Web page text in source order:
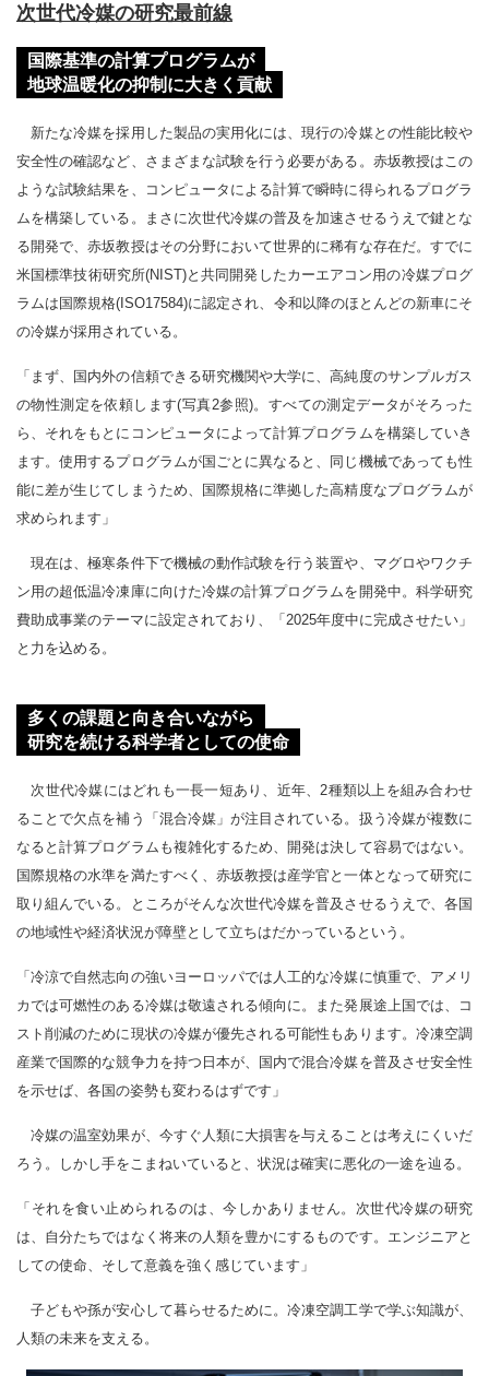
次世代冷媒の研究最前線
国際基準の計算プログラムが
地球温暖化の抑制に大きく貢献
新たな冷媒を採用した製品の実用化には、現行の冷媒との性能比較や
安全性の確認など、さまざまな試験を行う必要がある。赤坂教授はこの
ような試験結果を、コンピュータによる計算で瞬時に得られるプログラ
ムを構築している。まさに次世代冷媒の普及を加速させるうえで鍵とな
る開発で、赤坂教授はその分野において世界的に稀有な存在だ。すでに
米国標準技術研究所(NIST)と共同開発したカーエアコン用の冷媒プログ
ラムは国際規格(ISO17584)に認定され、令和以降のほとんどの新車にそ
の冷媒が採用されている。
「まず、国内外の信頼できる研究機関や大学に、高純度のサンプルガス
の物性測定を依頼します(写真2参照)。すべての測定データがそろった
ら、それをもとにコンピュータによって計算プログラムを構築していき
ます。使用するプログラムが国ごとに異なると、同じ機械であっても性
能に差が生じてしまうため、国際規格に準拠した高精度なプログラムが
求められます」
現在は、極寒条件下で機械の動作試験を行う装置や、マグロやワクチ
ン用の超低温冷凍庫に向けた冷媒の計算プログラムを開発中。科学研究
費助成事業のテーマに設定されており、「2025年度中に完成させたい」
と力を込める。
多くの課題と向き合いながら
研究を続ける科学者としての使命
次世代冷媒にはどれも一長一短あり、近年、2種類以上を組み合わせ
ることで欠点を補う「混合冷媒」が注目されている。扱う冷媒が複数に
なると計算プログラムも複雑化するため、開発は決して容易ではない。
国際規格の水準を満たすべく、赤坂教授は産学官と一体となって研究に
取り組んでいる。ところがそんな次世代冷媒を普及させるうえで、各国
の地域性や経済状況が障壁として立ちはだかっているという。
「冷涼で自然志向の強いヨーロッパでは人工的な冷媒に慎重で、アメリ
カでは可燃性のある冷媒は敬遠される傾向に。また発展途上国では、コ
スト削減のために現状の冷媒が優先される可能性もあります。冷凍空調
産業で国際的な競争力を持つ日本が、国内で混合冷媒を普及させ安全性
を示せば、各国の姿勢も変わるはずです」
冷媒の温室効果が、今すぐ人類に大損害を与えることは考えにくいだ
ろう。しかし手をこまねいていると、状況は確実に悪化の一途を辿る。
「それを食い止められるのは、今しかありません。次世代冷媒の研究
は、自分たちではなく将来の人類を豊かにするものです。エンジニアと
しての使命、そして意義を強く感じています」
子どもや孫が安心して暮らせるために。冷凍空調工学で学ぶ知識が、
人類の未来を支える。